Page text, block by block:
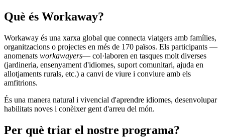
Què és Workaway?
Workaway és una xarxa global que connecta viatgers amb famílies,
organitzacions o projectes en més de 170 països. Els participants —
anomenats workawayers— col·laboren en tasques molt diverses
(jardineria, ensenyament d'idiomes, suport comunitari, ajuda en
allotjaments rurals, etc.) a canvi de viure i conviure amb els
amfitrions.
És una manera natural i vivencial d'aprendre idiomes, desenvolupar
habilitats noves i conèixer gent d'arreu del món.
Per què triar el nostre programa?